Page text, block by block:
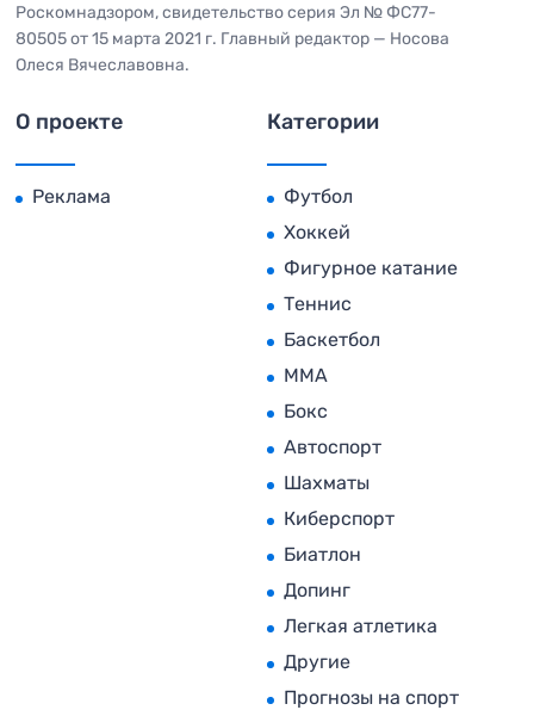
Роскомнадзором, свидетельство серия Эл № ФС77-
80505 от 15 марта 2021 г. Главный редактор — Носова
Олеся Вячеславовна.
О проекте
Реклама
Категории
Футбол
Хоккей
Фигурное катание
Теннис
Баскетбол
MMA
Бокс
Автоспорт
Шахматы
Киберспорт
Биатлон
Допинг
Легкая атлетика
Другие
Прогнозы на спорт